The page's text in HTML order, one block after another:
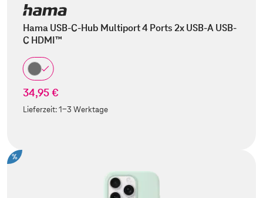
Hama USB-C-Hub Multiport 4 Ports 2x USB-A USB-
C HDMI™
34,95 €
Lieferzeit:1-3 Werktage
%